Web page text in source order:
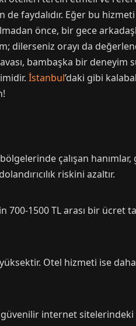
faydalıdır. Eğer bu hizmeti
önce, bir gece
dilerseniz orayı da
bambaşka bir deneyim
İstanbul’daki gibi
çalışan hanımlar,
riskini azaltır.
1500 TL arası bir ücret
Otel hizmeti ise
güvenilir internet sitelerindeki